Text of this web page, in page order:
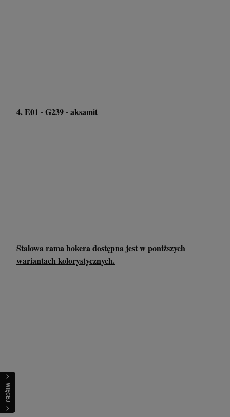
WIĘCEJ
4. E01 - G239 - aksamit
Stalowa rama hokera dostępna jest w poniższych
wariantach kolorystycznych.